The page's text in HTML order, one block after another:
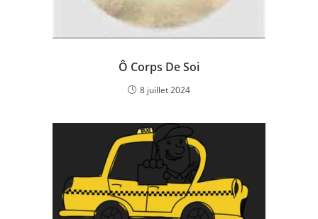
Ô Corps De Soi
8 juillet 2024